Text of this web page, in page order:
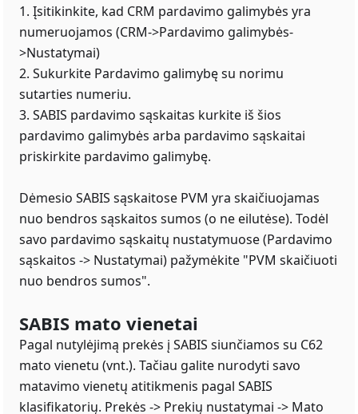
1. Įsitikinkite, kad CRM pardavimo galimybės yra
numeruojamos (CRM->Pardavimo galimybės-
>Nustatymai)
2. Sukurkite Pardavimo galimybę su norimu
sutarties numeriu.
3. SABIS pardavimo sąskaitas kurkite iš šios
pardavimo galimybės arba pardavimo sąskaitai
priskirkite pardavimo galimybę.
Dėmesio SABIS sąskaitose PVM yra skaičiuojamas
nuo bendros sąskaitos sumos (o ne eilutėse). Todėl
savo pardavimo sąskaitų nustatymuose (Pardavimo
sąskaitos -> Nustatymai) pažymėkite "PVM skaičiuoti
nuo bendros sumos".
SABIS mato vienetai
Pagal nutylėjimą prekės į SABIS siunčiamos su C62
mato vienetu (vnt.). Tačiau galite nurodyti savo
matavimo vienetų atitikmenis pagal SABIS
klasifikatorių. Prekės -> Prekių nustatymai -> Mato